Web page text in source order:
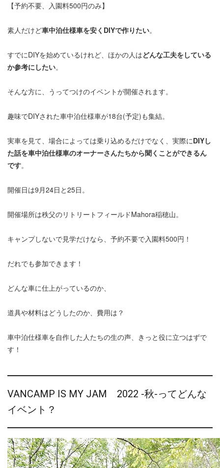
【予約不要、入園料500円のみ】
素人だけど車中泊仕様車を安くDIYで作りたい。
すでにDIYを始めているけれど、ほかの人はどんな工夫をしている
か参考にしたい。
そんな方に、うってつけのイベントが開催されます。
趣味でDIYされた車中泊仕様車が18台(予定)も集結。
実車を見て、場合によっては乗り込めるだけでなく、実際にDIYし
た話を車中泊仕様車のオーナーさんたちから聞くことができるん
です。
開催日は9月24日と25日。
開催場所は秩父のリトリートフィールドMahora稲穂山。
キャンプしないで見学だけなら、予約不要で入園料500円！
だれでも参加できます！
どんな車に仕上がっているのか、
道具や材料はどうしたのか、費用は？
車中泊仕様車を自作した人たちの生の声、きっと役に立つはずで
す！
VANCAMP IS MY JAM 2022 -秋-ってどんな
イベント？